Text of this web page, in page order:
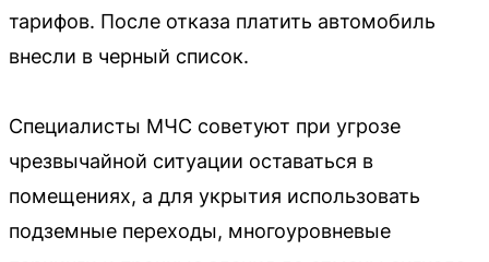
тарифов. После отказа платить автомобиль
внесли в черный список.
Специалисты МЧС советуют при угрозе
чрезвычайной ситуации оставаться в
помещениях, а для укрытия использовать
подземные переходы, многоуровневые